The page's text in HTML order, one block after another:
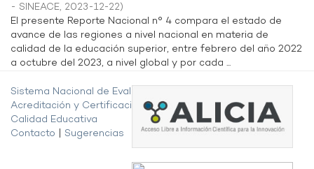
- SINEACE, 2023-12-22)
El presente Reporte Nacional n° 4 compara el estado de
avance de las regiones a nivel nacional en materia de
calidad de la educación superior, entre febrero del año 2022
a octubre del 2023, a nivel global y por cada ...
Sistema Nacional de Evaluación,
Acreditación y Certificación de la
Calidad Educativa
Contacto
Sugerencias